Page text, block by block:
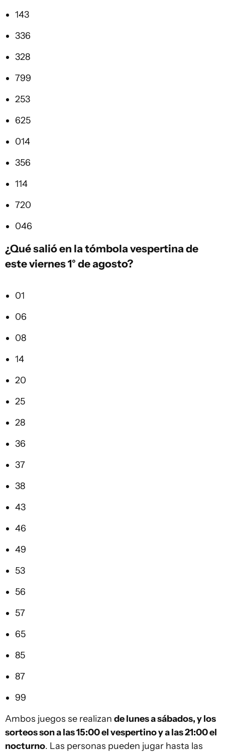
143
336
328
799
253
625
014
356
114
720
046
¿Qué salió en latómbola vespertinade
este viernes 1° de agosto?
01
06
08
14
20
25
28
36
37
38
43
46
49
53
56
57
65
85
87
99
Ambos juegos se realizan de lunes a sábados, y los
sorteos son a las 15:00 el vespertino y a las 21:00 el
nocturno. Las personas pueden jugar hasta las